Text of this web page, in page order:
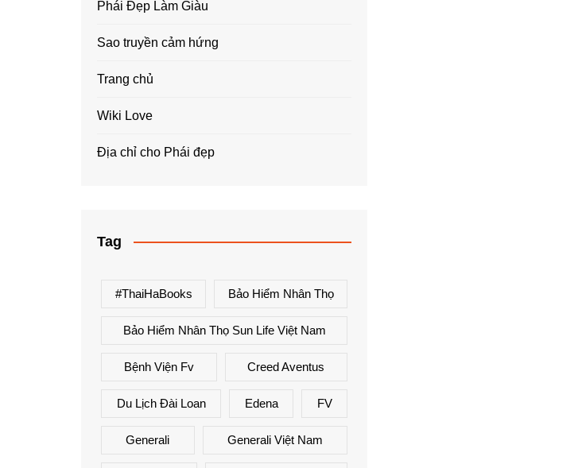
Phái Đẹp Làm Giàu
Sao truyền cảm hứng
Trang chủ
Wiki Love
Địa chỉ cho Phái đẹp
Tag
#ThaiHaBooks Bảo Hiểm Nhân Thọ
Bảo Hiểm Nhân Thọ Sun Life Việt Nam
Bệnh Viện Fv Creed Aventus
Du Lịch Đài Loan Edena FV
Generali Generali Việt Nam